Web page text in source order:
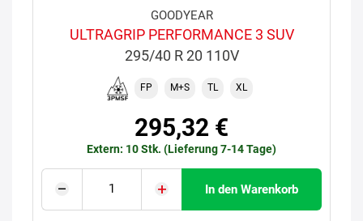
GOODYEAR
ULTRAGRIP PERFORMANCE 3 SUV
295/40 R 20 110V
FP M+S TL XL
295,32 €
Extern: 10 Stk. (Lieferung 7-14 Tage)
In den Warenkorb